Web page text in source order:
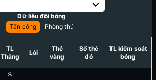
Dữ liệu đội bóng
Tấn công
Phòng thủ
TL
Thắng
%
Lỗi
Thẻ
vàng
Số thẻ
đỏ
TL kiểm soát
bóng